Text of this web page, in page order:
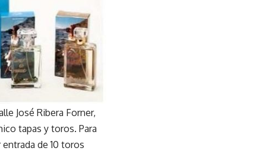
José Ribera Forner,
tapas y toros. Para
de 10 toros